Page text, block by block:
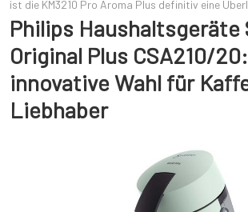
ist die KM3210 Pro Aroma Plus definitiv eine
Philips Haushaltsgeräte
Original Plus CSA210/
innovative Wahl für
Liebhaber